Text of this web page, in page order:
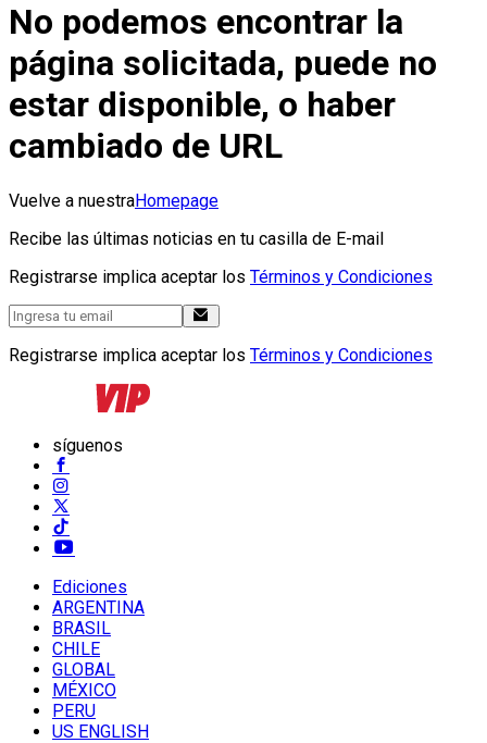
No podemos encontrar la
página solicitada, puede no
estar disponible, o haber
cambiado de URL
Vuelve a nuestraHomepage
Recibe las últimas noticias en tu casilla de E-mail
Registrarse implica aceptar los Términos y Condiciones
Registrarse implica aceptar los Términos y Condiciones
síguenos
Ediciones
ARGENTINA
BRASIL
CHILE
GLOBAL
MÉXICO
PERU
US ENGLISH